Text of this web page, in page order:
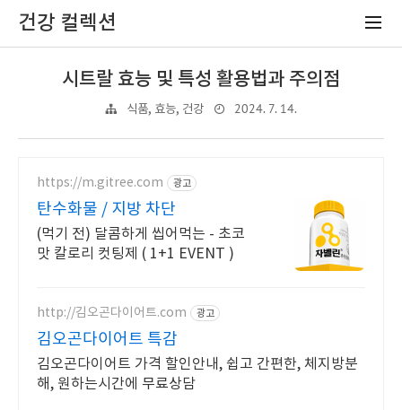
건강 컬렉션
시트랄 효능 및 특성 활용법과 주의점
식품, 효능, 건강 2024. 7. 14.
https://m.gitree.com 광고
탄수화물 / 지방 차단
(먹기 전) 달콤하게 씹어먹는 - 초코
맛 칼로리 컷팅제 ( 1+1 EVENT )
http://김오곤다이어트.com 광고
김오곤다이어트 특감
김오곤다이어트 가격 할인안내, 쉽고 간편한, 체지방분
해, 원하는시간에 무료상담